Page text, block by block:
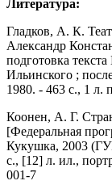
Литература:
Гладков, А. К.
Александр
подготовка
Ильинского ;
1980. - 463 с., 1 л.
Коонен, А. Г.
[Федеральная
Кукушка, 2003
с., [12] л. ил.,
001-7